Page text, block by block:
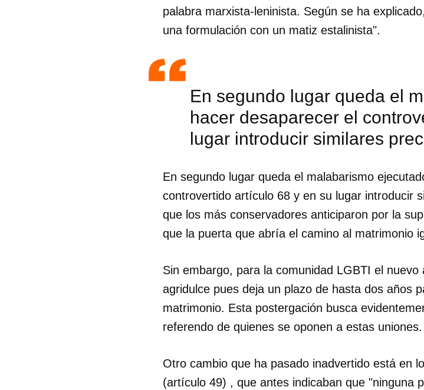
palabra marxista-leninista. Según se ha
una formulación con un matiz estalinista".
En segundo lugar queda el
hacer desaparecer el
lugar introducir similares
En segundo lugar queda el malabarismo
controvertido artículo 68 y en su lugar introducir
que los más conservadores anticiparon por la
que la puerta que abría el camino al matrimonio
Sin embargo, para la comunidad LGBTI el
agridulce pues deja un plazo de hasta dos años
matrimonio. Esta postergación busca
referendo de quienes se oponen a estas uniones.
Otro cambio que ha pasado inadvertido está en
(artículo 49) , que antes indicaban que "ninguna